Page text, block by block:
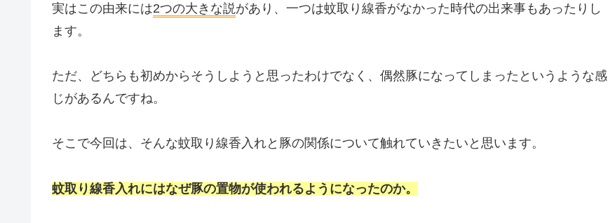
実はこの由来には2つの大きな説があり、一つは蚊取り線香がなかった時代の出来事もあったりし
ます。
ただ、どちらも初めからそうしようと思ったわけでなく、偶然豚になってしまったというような感
じがあるんですね。
そこで今回は、そんな蚊取り線香入れと豚の関係について触れていきたいと思います。
蚊取り線香入れにはなぜ豚の置物が使われるようになったのか。